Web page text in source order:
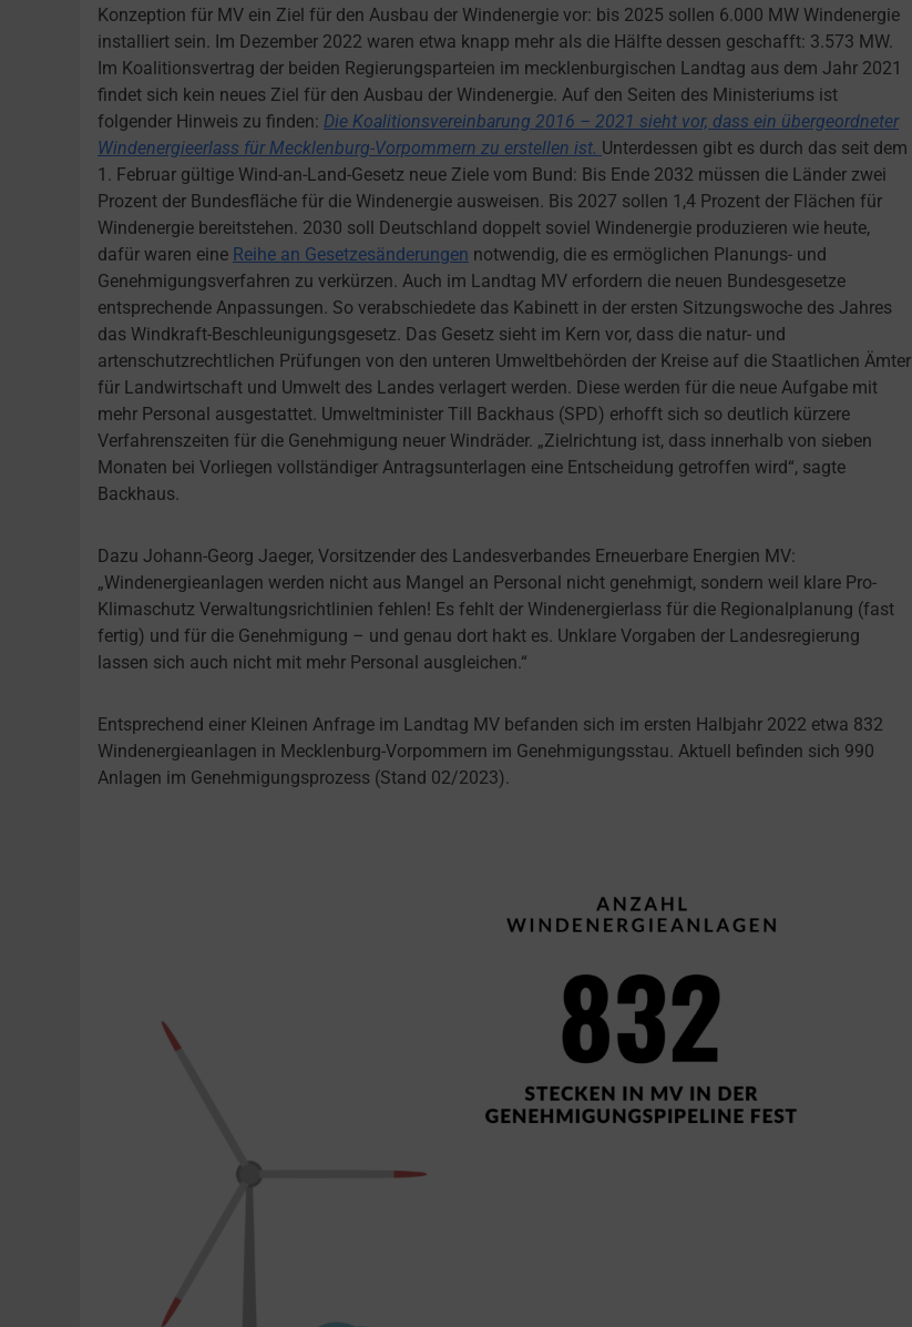
Konzeption für MV ein Ziel für den Ausbau der Windenergie vor: bis 2025 sollen 6.000 MW Windenergie
installiert sein. Im Dezember 2022 waren etwa knapp mehr als die Hälfte dessen geschafft: 3.573 MW.
Im Koalitionsvertrag der beiden Regierungsparteien im mecklenburgischen Landtag aus dem Jahr 2021
findet sich kein neues Ziel für den Ausbau der Windenergie. Auf den Seiten des Ministeriums ist
folgender Hinweis zu finden: Die Koalitionsvereinbarung 2016 – 2021 sieht vor, dass ein übergeordneter
Windenergieerlass für Mecklenburg-Vorpommern zu erstellen ist. Unterdessen gibt es durch das seit dem
1. Februar gültige Wind-an-Land-Gesetz neue Ziele vom Bund: Bis Ende 2032 müssen die Länder zwei
Prozent der Bundesfläche für die Windenergie ausweisen. Bis 2027 sollen 1,4 Prozent der Flächen für
Windenergie bereitstehen. 2030 soll Deutschland doppelt soviel Windenergie produzieren wie heute,
dafür waren eine Reihe an Gesetzesänderungen notwendig, die es ermöglichen Planungs- und
Genehmigungsverfahren zu verkürzen. Auch im Landtag MV erfordern die neuen Bundesgesetze
entsprechende Anpassungen. So verabschiedete das Kabinett in der ersten Sitzungswoche des Jahres
das Windkraft-Beschleunigungsgesetz. Das Gesetz sieht im Kern vor, dass die natur- und
artenschutzrechtlichen Prüfungen von den unteren Umweltbehörden der Kreise auf die Staatlichen Ämter
für Landwirtschaft und Umwelt des Landes verlagert werden. Diese werden für die neue Aufgabe mit
mehr Personal ausgestattet. Umweltminister Till Backhaus (SPD) erhofft sich so deutlich kürzere
Verfahrenszeiten für die Genehmigung neuer Windräder. „Zielrichtung ist, dass innerhalb von sieben
Monaten bei Vorliegen vollständiger Antragsunterlagen eine Entscheidung getroffen wird“, sagte
Backhaus.
Dazu Johann-Georg Jaeger, Vorsitzender des Landesverbandes Erneuerbare Energien MV:
„Windenergieanlagen werden nicht aus Mangel an Personal nicht genehmigt, sondern weil klare Pro-
Klimaschutz Verwaltungsrichtlinien fehlen! Es fehlt der Windenergierlass für die Regionalplanung (fast
fertig) und für die Genehmigung – und genau dort hakt es. Unklare Vorgaben der Landesregierung
lassen sich auch nicht mit mehr Personal ausgleichen.“
Entsprechend einer Kleinen Anfrage im Landtag MV befanden sich im ersten Halbjahr 2022 etwa 832
Windenergieanlagen in Mecklenburg-Vorpommern im Genehmigungsstau. Aktuell befinden sich 990
Anlagen im Genehmigungsprozess (Stand 02/2023).